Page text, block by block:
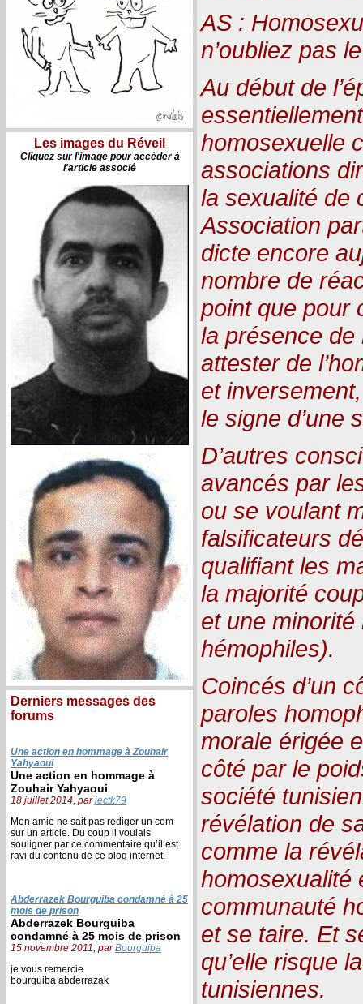
Les images du Réveil
Cliquez sur l'image pour accéder à
l'article associé
Derniers messages des
forums
Une action en hommage à Zouhair
Yahyaoui
Une action en hommage à
Zouhair Yahyaoui
18 juillet 2014, parjectk79
Mon amie ne sait pas rediger un com
sur un article. Du coup il voulais
souligner par ce commentaire qu’il est
ravi du contenu de ce blog internet.
Abderrazek Bourguiba condamné à 25
mois de prison
Abderrazek Bourguiba
condamné à 25 mois de prison
15 novembre 2011, parBourguiba
je vous remercie
bourguiba abderrazak
AS :
n’oubliez pas
Au début de
homosexuelle
associations
la sexualité de
Association
dicte encore
nombre de
point que pour
la présence de
attester de
et
le signe d’une
D’autres
avancés par
ou se voulant
falsificateurs
qualifiant les
la majorité
et une
hémophiles).
Coincés d’un
paroles
morale érigée
côté par le
société
révélation de
comme la
homosexualité
communauté
et se taire. Et
qu’elle risque
tunisiennes.